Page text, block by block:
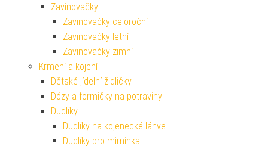
Zavinovačky
Zavinovačky celoroční
Zavinovačky letní
Zavinovačky zimní
Krmení a kojení
Dětské jídelní židličky
Dózy a formičky na potraviny
Dudlíky
Dudlíky na kojenecké láhve
Dudlíky pro miminka